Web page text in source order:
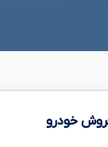
خودرو